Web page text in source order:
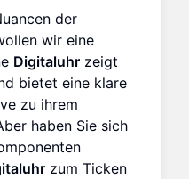
der
wir eine
Digitaluhr zeigt
bietet eine klare
zu ihrem
haben Sie sich
zum Ticken